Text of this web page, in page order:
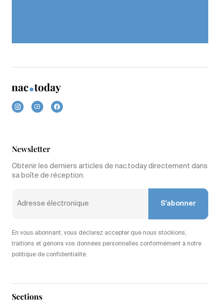
Sections
Newsletter
Obtenir les derniers articles de nac.today directement dans
sa boîte de réception.
S'abonner
En vous abonnant, vous déclarez accepter que nous stockions,
traitions et gérions vos données personnelles conformément à notre
politique de confidentialité.